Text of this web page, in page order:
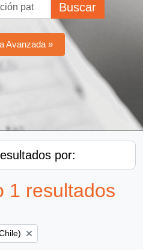
Buscar
Avanzada »
por:
1 resultados